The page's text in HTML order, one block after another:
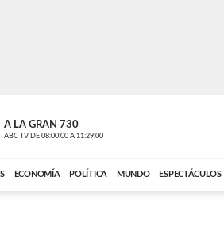
A LA GRAN 730
ABC TV DE 08:00:00 A 11:29:00
ECONOMÍA POLÍTICA MUNDO ESPECTÁCULOS